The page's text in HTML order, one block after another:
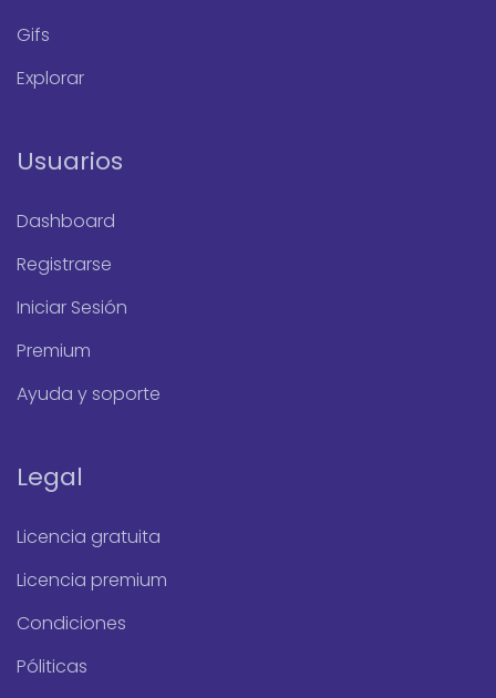
Gifs
Explorar
Usuarios
Dashboard
Registrarse
Iniciar Sesión
Premium
Ayuda y soporte
Legal
Licencia gratuita
Licencia premium
Condiciones
Póliticas